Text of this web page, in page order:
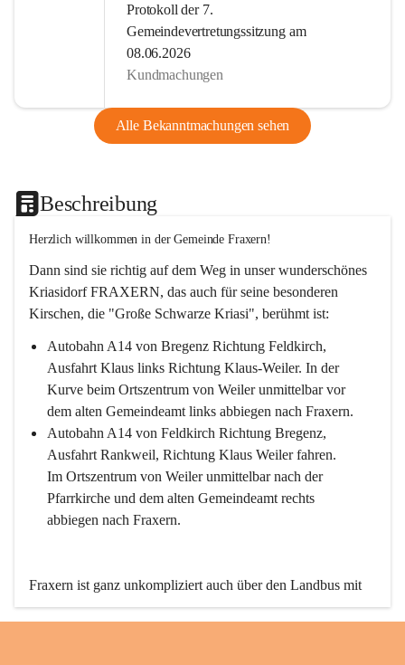
Protokoll der 7.
Gemeindevertretungssitzung am
08.06.2026
Kundmachungen
Alle Bekanntmachungen sehen
Beschreibung
Herzlich willkommen in der Gemeinde Fraxern!
Dann sind sie richtig auf dem Weg in unser wunderschönes
Kriasidorf FRAXERN, das auch für seine besonderen
Kirschen, die "Große Schwarze Kriasi", berühmt ist:
Autobahn A14 von Bregenz Richtung Feldkirch,
Ausfahrt Klaus links Richtung Klaus-Weiler. In der
Kurve beim Ortszentrum von Weiler unmittelbar vor
dem alten Gemeindeamt links abbiegen nach Fraxern.
Autobahn A14 von Feldkirch Richtung Bregenz,
Ausfahrt Rankweil, Richtung Klaus Weiler fahren.
Im Ortszentrum von Weiler unmittelbar nach der
Pfarrkirche und dem alten Gemeindeamt rechts
abbiegen nach Fraxern.
Fraxern ist ganz unkompliziert auch über den Landbus mit
den öffentlichen Verkehrsmitteln zu erreichen. Die Linie